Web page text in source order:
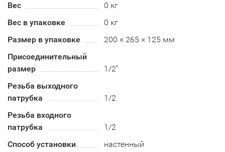
Вес
0 кг
Вес в упаковке
0 кг
Размер в упаковке
200 × 265 × 125 мм
Присоединительный
размер
1/2"
Резьба выходного
патрубка
1/2
Резьба входного
патрубка
1/2
Способ установки
настенный